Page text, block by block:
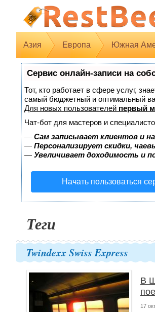
Азия Европа Южная
Сервис онлайн-записи на
Тот, кто работает в сфере услуг,
самый бюджетный и оптимальный
Для новых пользователей первый
Чат-бот для мастеров и
— Сам записывает клиентов и
— Персонализирует скидки,
— Увеличивает доходимость и
Начать пользоваться
Теги
Twindexx Swiss Express
В
17